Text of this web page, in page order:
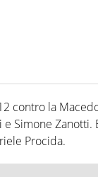
contro la
Simone Zanotti.
Procida.